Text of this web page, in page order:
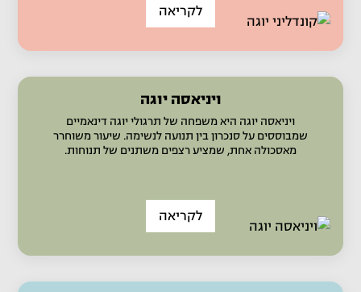
לקריאה
ויניאסה יוגה
ויניאסה יוגה היא משפחה של תרגולי יוגה דינאמיים
שמבוססים על סנכרון בין תנועה לנשימה. שיעור משוחרר
מאסכולה אחת, שמציע רצפים משתנים של תנוחות.
לקריאה